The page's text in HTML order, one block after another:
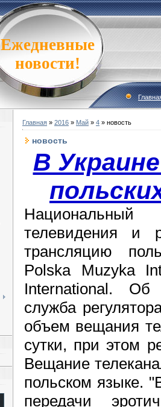
Ежедневные
новости!
Главная » 2016 » Май » 4 » новость
новость
В
телевидения и
трансляцию
Polska Muzyka
International.
служба
объем вещания
сутки, при этом
Вещание
польском языке.
передачи